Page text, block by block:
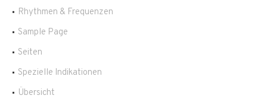
Rhythmen & Frequenzen
Sample Page
Seiten
Spezielle Indikationen
Übersicht